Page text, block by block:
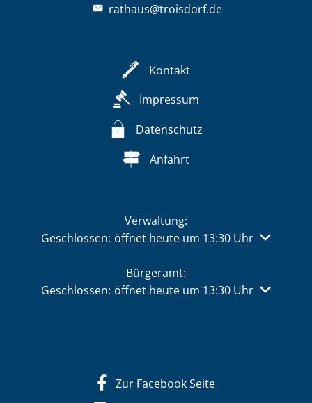
rathaus@troisdorf.de
Kontakt
Impressum
Datenschutz
Anfahrt
Verwaltung:
Klicken, um weitere Öffnungs- oder Schließzeiten
Geschlossen: öffnet heute um 13:30 Uhr
Bürgeramt:
Klicken, um weitere Öffnungs- oder Schließzeiten
Geschlossen: öffnet heute um 13:30 Uhr
Zur Facebook Seite